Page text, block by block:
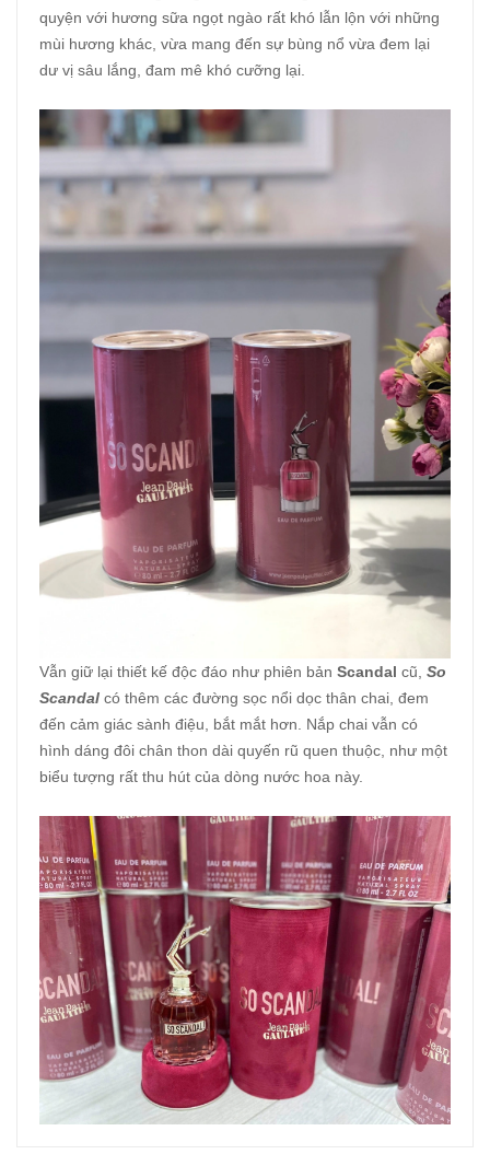
quyện với hương sữa ngọt ngào rất khó lẫn lộn với những
mùi hương khác, vừa mang đến sự bùng nổ vừa đem lại
dư vị sâu lắng, đam mê khó cưỡng lại.
Vẫn giữ lại thiết kế độc đáo như phiên bản Scandal cũ, So
Scandal có thêm các đường sọc nổi dọc thân chai, đem
đến cảm giác sành điệu, bắt mắt hơn. Nắp chai vẫn có
hình dáng đôi chân thon dài quyến rũ quen thuộc, như một
biểu tượng rất thu hút của dòng nước hoa này.